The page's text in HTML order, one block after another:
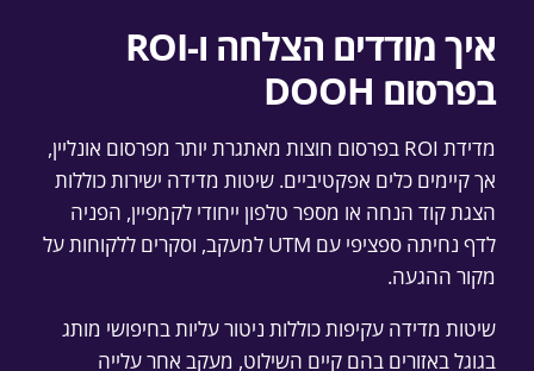
איך מודדים הצלחה ו-ROI
בפרסום DOOH
מדידת ROI בפרסום חוצות מאתגרת יותר מפרסום אונליין,
אך קיימים כלים אפקטיביים. שיטות מדידה ישירות כוללות
הצגת קוד הנחה או מספר טלפון ייחודי לקמפיין, הפניה
לדף נחיתה ספציפי עם UTM למעקב, וסקרים ללקוחות על
מקור ההגעה.
שיטות מדידה עקיפות כוללות ניטור עליות בחיפושי מותג
בגוגל באזורים בהם קיים השילוט, מעקב אחר עלייה